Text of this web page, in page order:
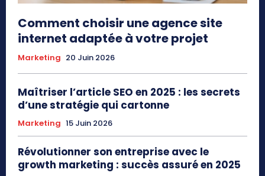
Comment choisir une agence site
internet adaptée à votre projet
Marketing 20 Juin 2026
Maîtriser l’article SEO en 2025 : les secrets
d’une stratégie qui cartonne
Marketing 15 Juin 2026
Révolutionner son entreprise avec le
growth marketing : succès assuré en 2025